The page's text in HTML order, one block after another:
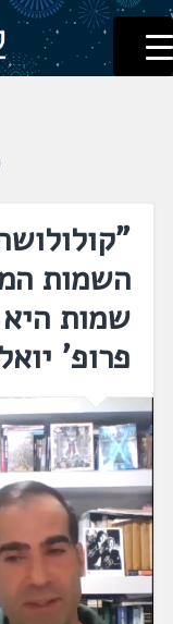
דלג
לתוכן
לשוניאדה
עברית. לשון. שפה
השמות
שמות
פרופ'